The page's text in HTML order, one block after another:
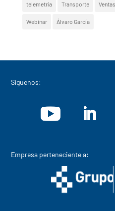
telemetría Transporte
Webinar Álvaro García
Síguenos:
Empresa perteneciente a: